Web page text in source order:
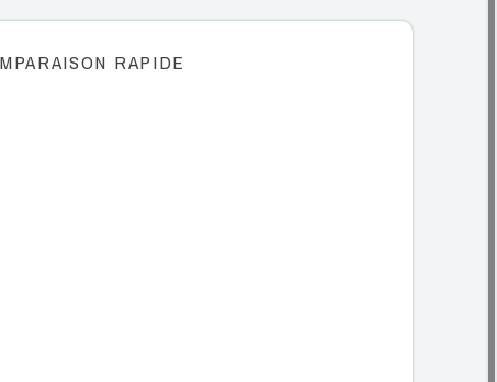
RAPIDE